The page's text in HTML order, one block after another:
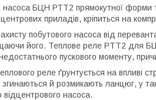
БЦН РТТ2 прямокутної форми
приладів, кріпиться на
побутового насоса від
його. Теплове реле PTT2 для
пускового моменту,
реле ґрунтується на впливі
й розмикають ланцюг, у
відцентрового насоса.